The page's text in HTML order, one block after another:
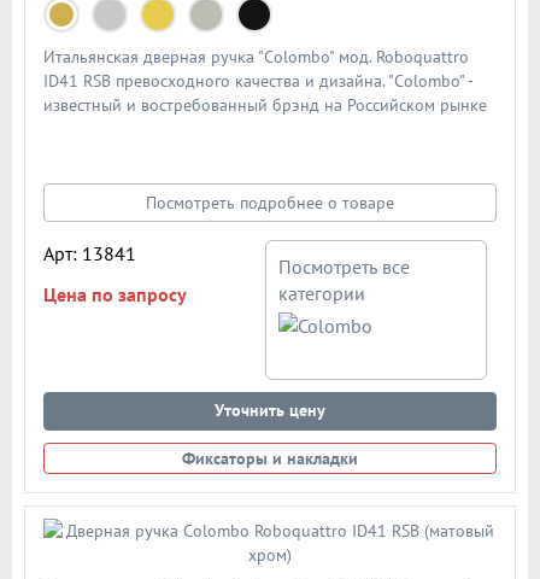
Итальянская дверная ручка "Colombo" мод. Roboquattro
ID41 RSB превосходного качества и дизайна. "Colombo" -
известный и востребованный брэнд на Российском рынке
Посмотреть подробнее о товаре
Арт: 13841
Цена по запросу
Посмотреть все
категории
Уточнить цену
Фиксаторы и накладки